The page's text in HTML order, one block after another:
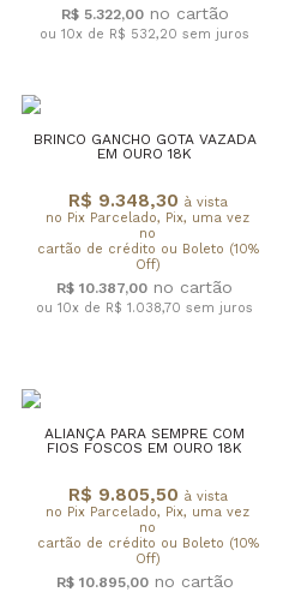
R$ 5.322,00
ou 10x de R$ 532,20 sem juros
BRINCO GANCHO GOTA VAZADA
EM OURO 18K
R$ 9.348,30 à vista
no Pix Parcelado, Pix, uma vez
no
cartão de crédito ou Boleto (10%
Off)
R$ 10.387,00
ou 10x de R$ 1.038,70 sem juros
ALIANÇA PARA SEMPRE COM
FIOS FOSCOS EM OURO 18K
R$ 9.805,50 à vista
no Pix Parcelado, Pix, uma vez
no
cartão de crédito ou Boleto (10%
Off)
R$ 10.895,00